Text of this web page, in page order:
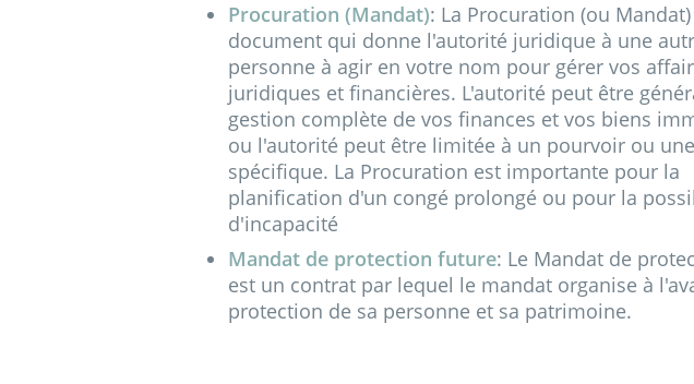
Procuration (Mandat): La Procuration (ou
document qui donne l'autorité juridique à une
personne à agir en votre nom pour gérer vos
juridiques et financières. L'autorité peut être
gestion complète de vos finances et vos biens
ou l'autorité peut être limitée à un pourvoir ou
spécifique. La Procuration est importante pour la
planification d'un congé prolongé ou pour la
d'incapacité
Mandat de protection future: Le Mandat de
est un contrat par lequel le mandat organise à
protection de sa personne et sa patrimoine.